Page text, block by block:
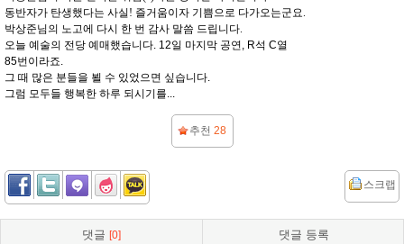
동반자가 탄생했다는 사실! 즐거움이자 기쁨으로 다가오는군요.
박상준님의 노고에 다시 한 번 감사 말씀 드립니다.
오늘 예술의 전당 예매했습니다. 12일 마지막 공연, R석 C열
85번이라죠.
그 때 많은 분들을 뵐 수 있었으면 싶습니다.
그럼 모두들 행복한 하루 되시기를...
추천 28
스크랩
댓글 [0] 댓글 등록